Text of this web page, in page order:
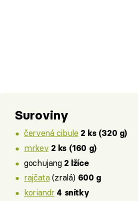
Suroviny
červená cibule 2 ks (320 g)
mrkev 2 ks (160 g)
gochujang 2 lžíce
rajčata(zralá) 600 g
koriandr 4 snítky